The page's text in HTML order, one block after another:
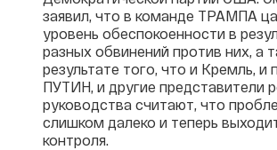
заявил, что в команде ТРАМПА
уровень обеспокоенности в
разных обвинений против них, а
результате того, что и Кремль, и
ПУТИН, и другие представители
руководства считают, что
слишком далеко и теперь
контроля.